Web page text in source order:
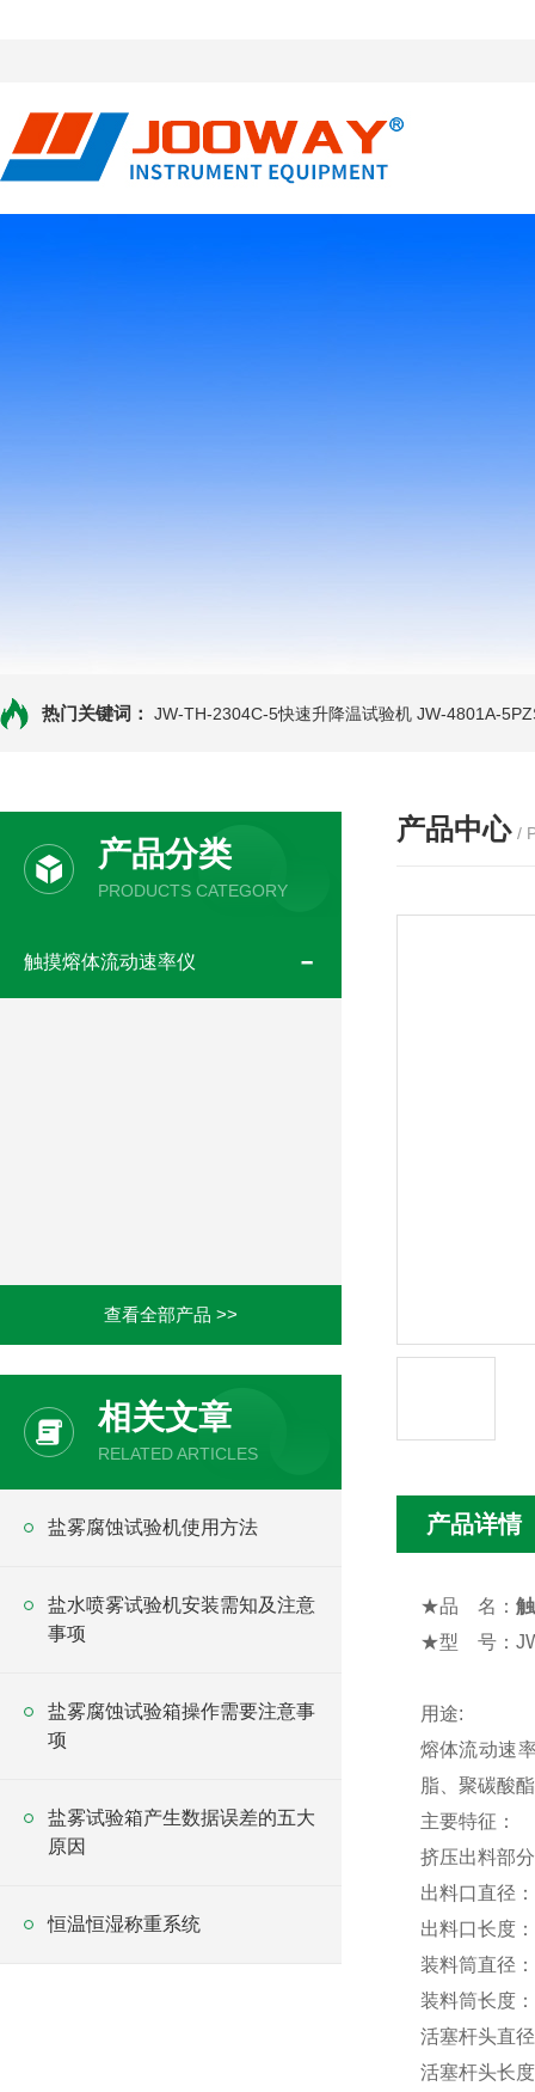
热门关键词： JW-TH-2304C-5快速升降温试验机 JW-4801A-
产品分类
PRODUCTS CATEGORY
触摸熔体流动速率仪
查看全部产品 >>
相关文章
RELATED ARTICLES
盐雾腐蚀试验机使用方法
盐水喷雾试验机安装需知及注意
事项
盐雾腐蚀试验箱操作需要注意事
项
盐雾试验箱产生数据误差的五大
原因
恒温恒湿称重系统
产品中心 /
产品详情
★品 名：
★型 号：
用途:
熔体流动速
脂、聚碳酸酯
主要特征：
挤压出料部
出料口直径
出料口长度
装料筒直径
装料筒长度
活塞杆头直
活塞杆头长